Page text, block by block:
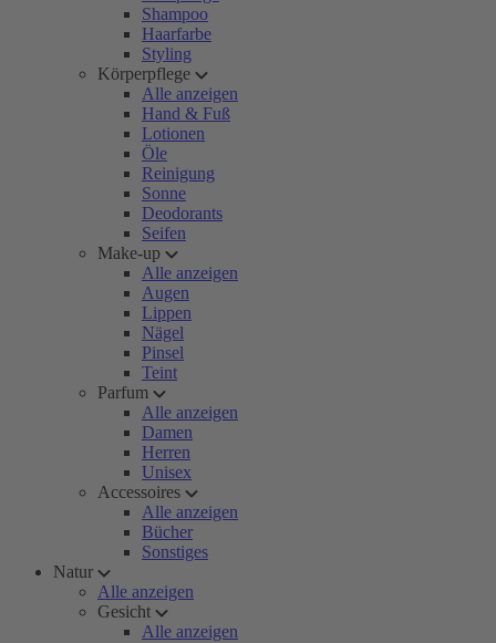
Shampoo
Haarfarbe
Styling
Körperpflege
Alle anzeigen
Hand & Fuß
Lotionen
Öle
Reinigung
Sonne
Deodorants
Seifen
Make-up
Alle anzeigen
Augen
Lippen
Nägel
Pinsel
Teint
Parfum
Alle anzeigen
Damen
Herren
Unisex
Accessoires
Alle anzeigen
Bücher
Sonstiges
Natur
Alle anzeigen
Gesicht
Alle anzeigen